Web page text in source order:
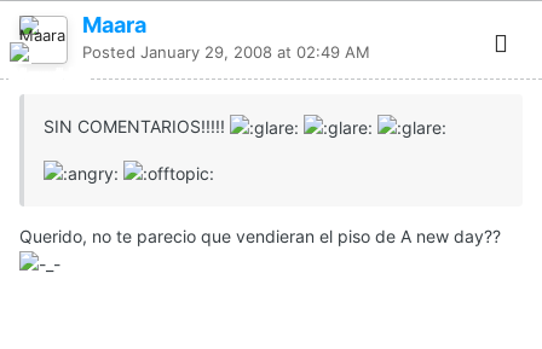
Maara
Posted January 29, 2008 at 02:49 AM
SIN COMENTARIOS!!!!!
Querido, no te parecio que vendieran el piso de A new day??